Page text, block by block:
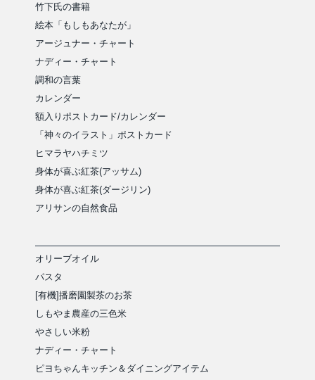
竹下氏の書籍
絵本「もしもあなたが」
アージュナー・チャート
ナディー・チャート
調和の言葉
カレンダー
額入りポストカード/カレンダー
「神々のイラスト」ポストカード
ヒマラヤハチミツ
身体が喜ぶ紅茶(アッサム)
身体が喜ぶ紅茶(ダージリン)
アリサンの自然食品
オリーブオイル
パスタ
[有機]播磨園製茶のお茶
しもやま農産の三色米
やさしい米粉
ナディー・チャート
ピヨちゃんキッチン＆ダイニングアイテム